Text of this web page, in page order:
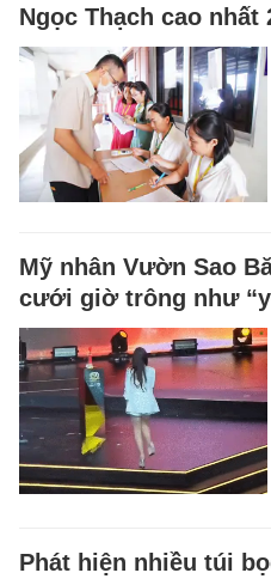
Ngọc Thạch cao nhất
Mỹ nhân Vườn Sao
cưới giờ trông như
Phát hiện nhiều túi